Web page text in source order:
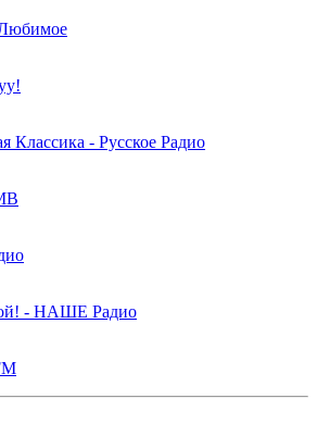
Классика - Русское Радио
- НАШЕ Радио